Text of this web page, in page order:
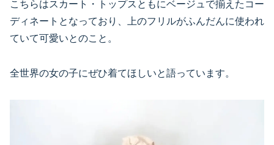
こちらはスカート・トップスともにベージュで揃えたコー
ディネートとなっており、上のフリルがふんだんに使われ
ていて可愛いとのこと。
全世界の女の子にぜひ着てほしいと語っています。